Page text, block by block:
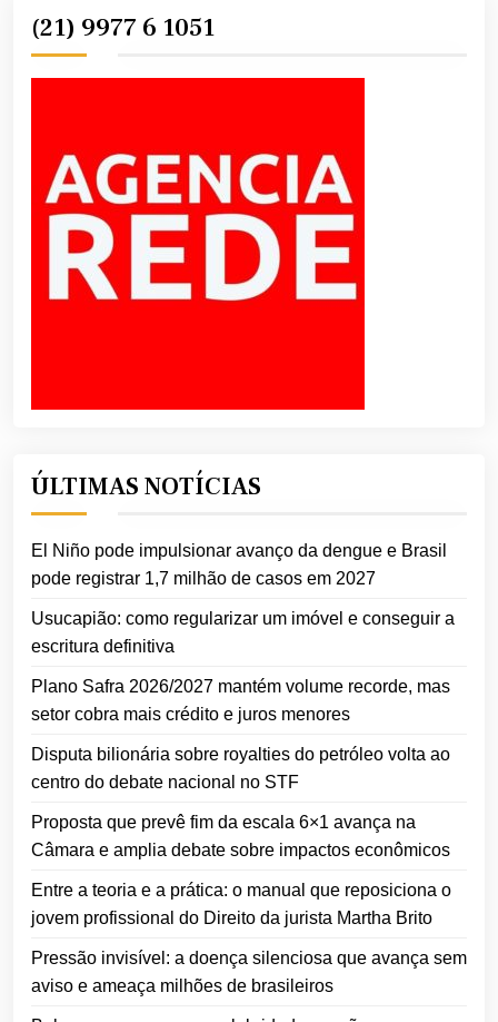
(21) 9977 6 1051
ÚLTIMAS NOTÍCIAS
El Niño pode impulsionar avanço da dengue e Brasil
pode registrar 1,7 milhão de casos em 2027
Usucapião: como regularizar um imóvel e conseguir a
escritura definitiva
Plano Safra 2026/2027 mantém volume recorde, mas
setor cobra mais crédito e juros menores
Disputa bilionária sobre royalties do petróleo volta ao
centro do debate nacional no STF
Proposta que prevê fim da escala 6×1 avança na
Câmara e amplia debate sobre impactos econômicos
Entre a teoria e a prática: o manual que reposiciona o
jovem profissional do Direito da jurista Martha Brito
Pressão invisível: a doença silenciosa que avança sem
aviso e ameaça milhões de brasileiros